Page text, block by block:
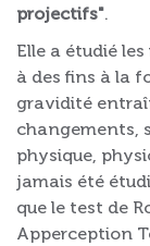
projectifs".
Elle a étudié
à des fins à la
gravidité
changements,
physique,
jamais été
que le test de
Apperception